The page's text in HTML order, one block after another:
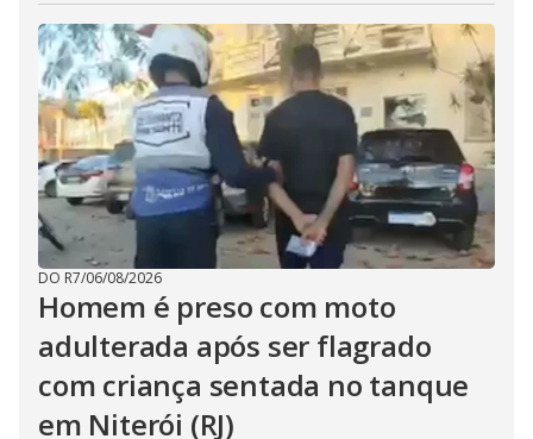
DO R7/06/08/2026
Homem é preso com moto
adulterada após ser flagrado
com criança sentada no tanque
em Niterói (RJ)